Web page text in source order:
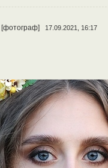
[фотограф] 17.09.2021, 16:17